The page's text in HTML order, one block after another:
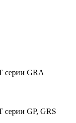
серии GRA
серии GP, GRS